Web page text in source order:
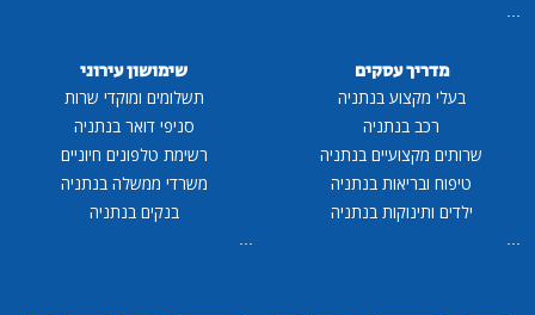
מדריך עסקים
בעלי מקצוע בנתניה
רכב בנתניה
שרותים מקצועיים בנתניה
טיפוח ובריאות בנתניה
ילדים ותינוקות בנתניה
שימושון עירוני
תשלומים ומוקדי שרות
סניפי דואר בנתניה
רשימת טלפונים חיוניים
משרדי ממשלה בנתניה
בנקים בנתניה